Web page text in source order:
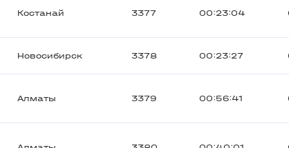
Костанай 3377 00:23:04
Новосибирск 3378 00:23:27
Алматы 3379 00:56:41